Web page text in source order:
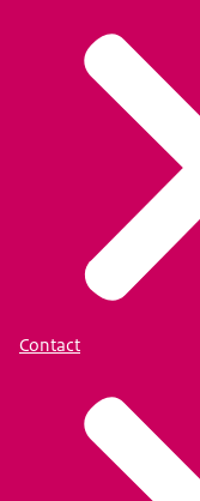
Contact